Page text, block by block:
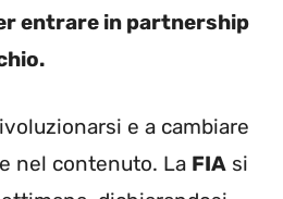
entrare in partnership
e a cambiare
nel contenuto. La FIA si